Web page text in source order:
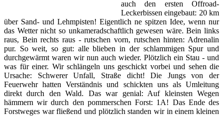
auch den ersten Offroad-
Leckerbissen eingebaut: 20 km
über Sand- und Lehmpisten! Eigentlich ne spitzen Idee, wenn nur
das Wetter nicht so unkameradschaftlich gewesen wäre. Bein links
raus, Bein rechts raus - rutschen vorn, rutschen hinten: Adrenalin
pur. So weit, so gut: alle blieben in der schlammigen Spur und
durchgewärmt waren wir nun auch wieder. Plötzlich ein Stau - und
was für einer. Wir schlängeln uns geschickt vorbei und sehen die
Ursache: Schwerer Unfall, Straße dicht! Die Jungs von der
Feuerwehr hatten Verständnis und schickten uns als Umleitung
direkt durch den Wald. Das war genial: Auf kleinsten Wegen
hämmern wir durch den pommerschen Forst: 1A! Das Ende des
Forstweges war fließend und plötzlich standen wir in einem kleinen